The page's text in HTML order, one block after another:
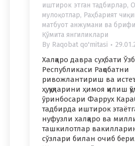
иштирок этган тадбирлар,
мулоқотлар, Раҳбарият
матбуот анжумани ва
Қўмита янгиликлари
By Raqobat qo'mitasi
Халқаро давра суҳбати
Республикаси Рақобатни
ривожлантириш ва
ҳуқуқларини ҳимоя қилиш
ўринбосари Фаррух
тадбирда иштирок
нуфузли халқаро ва
ташкилотлар
сўзлари билан очиб